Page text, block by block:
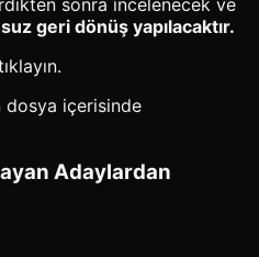
geri dönüş yapılacaktır.
içerisinde
Adaylardan